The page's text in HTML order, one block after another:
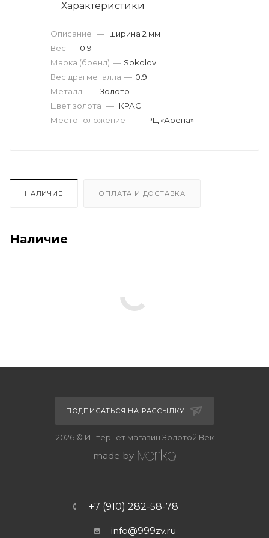
Характеристики
Описание — ширина 2 мм
Вес драгметалла — 0.9
Марка (бренд) — Sokolov
Вес — 0.9
Металл — Золото
Цвет золота — КРАС
Местоположение — ТРЦ «Арена»
НАЛИЧИЕ ОПЛАТА И ДОСТАВКА
Наличие
ПОДПИСАТЬСЯ НА РАССЫЛКУ
2026 © Интернет магазин Золотой Век
made by
+7 (910) 282-58-78
info@999zv.ru